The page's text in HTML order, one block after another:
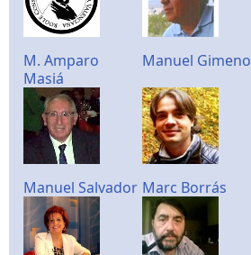
M. Amparo
Masiá
Manuel Gimeno
Manuel Salvador Marc Borrás